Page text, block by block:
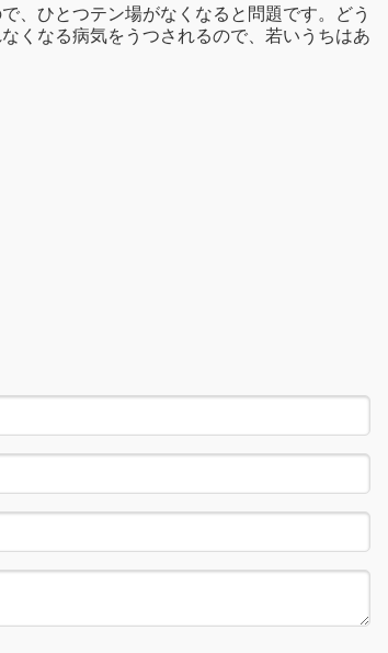
、ひとつテン場がなくなると問題です。どう
くなる病気をうつされるので、若いうちはあ